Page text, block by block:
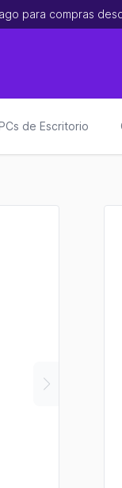
para compras
de Escritorio